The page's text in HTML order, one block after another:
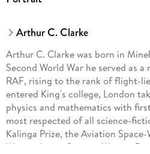
Arthur C. Clarke
Arthur C. Clarke was born in
Second World War he served as
RAF, rising to the rank of flight-
entered King's college, London
physics and mathematics with
most respected of all science-
Kalinga Prize, the Aviation
Westinghouse Science Writing